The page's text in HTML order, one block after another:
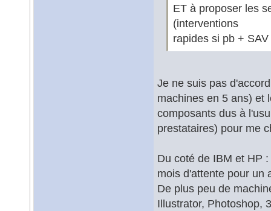
ET à proposer les
(interventions
rapides si pb +
Je ne suis pas
machines en 5 ans) et
composants dus à
prestataires) pour me
Du coté de IBM et HP
mois d'attente pour un
De plus peu de
Illustrator, Photoshop,